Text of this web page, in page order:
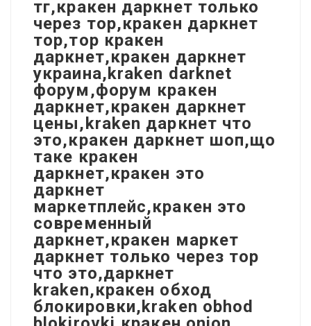
тг,кракен даркнет только
через тор,кракен даркнет
тор,тор кракен
даркнет,кракен даркнет
украина,kraken darknet
форум,форум кракен
даркнет,кракен даркнет
цены,kraken даркнет что
это,кракен даркнет шоп,що
таке кракен
даркнет,кракен это
даркнет
маркетплейс,кракен это
современный
даркнет,кракен маркет
даркнет только через тор
что это,даркнет
kraken,кракен обход
блокировки,kraken obhod